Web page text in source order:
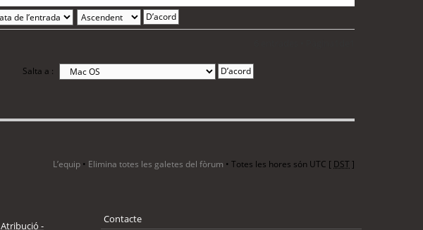
Salta a :
L’equip • Elimina totes les galetes del fòrum • Totes les hores són UTC [ DST]
Atribució -
Contacte